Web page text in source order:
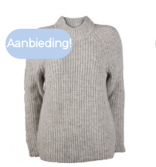
Aanbieding!